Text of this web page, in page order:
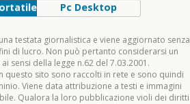
Pc Desktop
testata giornalistica e viene aggiornato senza
di lucro. Non può pertanto considerarsi un
sensi della legge n.62 del 7.03.2001.
questo sito sono raccolti in rete e sono quindi
Viene data attribuzione a testi e immagini
Qualora la loro pubblicazione violi dei diritti